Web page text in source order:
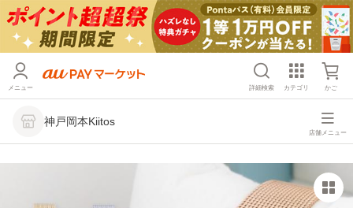
メニュー 詳細検索 カテゴリ かご
神戸岡本Kiitos
店舗メニュー